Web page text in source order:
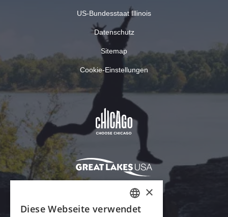
US-Bundesstaat Illinois
Datenschutz
Sitemap
Cookie-Einstellungen
ENGLISH
×
Diese Webseite verwendet